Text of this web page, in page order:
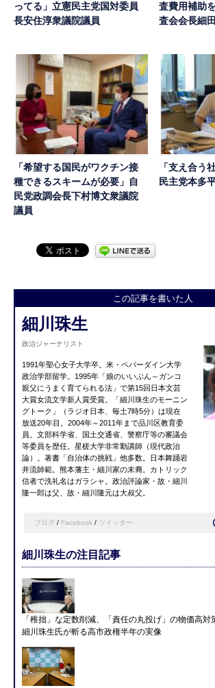
ってる」立憲民主党国対委員
長安住淳衆議院議員
査費用補助
査会会長細
「希望する国民がワクチン接
種できるスキームが必要」自
民党政調会長下村博文衆議院
議員
「支え合う
民主党本多
この記事を書いた人
細川珠生
政治ジャーナリスト
1991年聖心女子大学卒。米・ペパーダイン大学
政治学部留学。1995年「娘のいいぶん～ガンコ
親父にうまく育てられる法」で第15回日本文芸
大賞女流文学新人賞受賞。「細川珠生のモーニン
グトーク」（ラジオ日本、毎土7時5分）は現在
放送20年目。2004年～2011年まで品川区教育委
員。文部科学省、国土交通省、警察庁等の審議会
等委員を歴任。星槎大学非常勤講師（現代政治
論）。著書「自治体の挑戦」他多数。日本舞踊岩
井流師範。熊本藩主・細川家の末裔。カトリック
信者で洗礼名はガラシャ。政治評論家・故・細川
隆一郎は父、故・細川隆元は大叔父。
ブログ / Facebook / ツイッター
細川珠生の注目記事
「稚拙」な定数削減、「責任の丸投げ」の物価高対
細川珠生氏が斬る高市政権半年の実像